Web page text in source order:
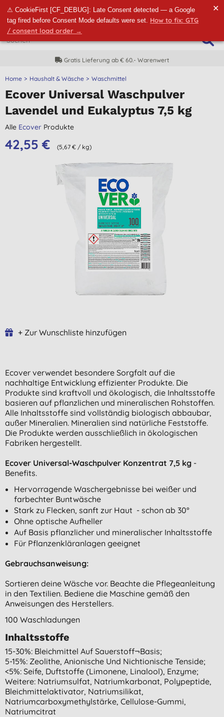
⚠ CookieFirst [CF_DEBUG]: Late Consent detected — a Google
tag fired before Consent Mode defaults were set. How to fix: GTG
/ consent load order →
✕
Home Haushalt & Wäsche Waschmittel
Ecover Universal Waschpulver
Lavendel und Eukalyptus 7,5 kg
Alle Ecover Produkte
42,55 € (5,67 € / kg)
+ Zur Wunschliste hinzufügen
Ecover verwendet besondere Sorgfalt auf die
nachhaltige Entwicklung effizienter Produkte. Die
Produkte sind kraftvoll und ökologisch, die Inhaltsstoffe
basieren auf pflanzlichen und mineralischen Rohstoffen.
Alle Inhaltsstoffe sind vollständig biologisch abbaubar,
außer Mineralien. Mineralien sind natürliche Feststoffe.
Die Produkte werden ausschließlich in ökologischen
Fabriken hergestellt.
Ecover Universal-Waschpulver Konzentrat 7,5 kg -
Benefits.
Hervorragende Waschergebnisse bei weißer und
farbechter Buntwäsche
Stark zu Flecken, sanft zur Haut - schon ab 30°
Ohne optische Aufheller
Auf Basis pflanzlicher und mineralischer Inhaltsstoffe
Für Pflanzenkläranlagen geeignet
Gebrauchsanweisung:
Sortieren deine Wäsche vor. Beachte die Pflegeanleitung
in den Textilien. Bediene die Maschine gemäß den
Anweisungen des Herstellers.
100 Waschladungen
Inhaltsstoffe
15-30%: Bleichmittel Auf Sauerstoff¬basis;
5-15%: Zeolithe, Anionische Und Nichtionische Tenside;
<5%: Seife, Duftstoffe (limonene, Linalool), Enzyme;
Weitere: Natriumsulfat, Natriumkarbonat, Polypeptide,
Bleichmittelaktivator, Natriumsilikat,
Natriumcarboxymethylstärke, Cellulose-Gummi,
Natriumcitrat